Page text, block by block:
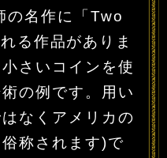
の名作に「Two
る作品がありま
さいコインを使
の例です。用い
なくアメリカの
称されます)で